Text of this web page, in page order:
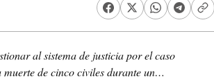
al sistema de justicia por el caso
de cinco civiles durante un…